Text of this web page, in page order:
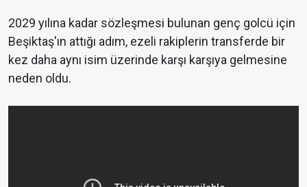
2029 yılına kadar sözleşmesi bulunan genç golcü için
Beşiktaş'ın attığı adım, ezeli rakiplerin transferde bir
kez daha aynı isim üzerinde karşı karşıya gelmesine
neden oldu.